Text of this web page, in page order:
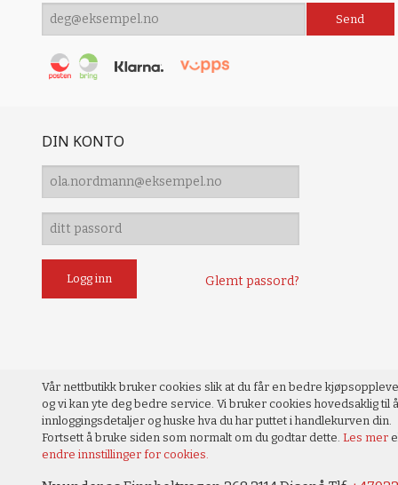
DIN KONTO
Glemt passord?
Vår nettbutikk bruker cookies slik at du får en bedre
og vi kan yte deg bedre service. Vi bruker cookies hovedsaklig til
innloggingsdetaljer og huske hva du har puttet i handlekurven din.
Fortsett å bruke siden som normalt om du godtar dette. Les mer
endre innstillinger for cookies.